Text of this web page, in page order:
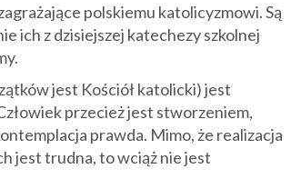
polskiemu katolicyzmowi. Są
ich z dzisiejszej katechezy szkolnej
jest Kościół katolicki) jest
przecież jest stworzeniem,
prawda. Mimo, że realizacja
jest trudna, to wciąż nie jest